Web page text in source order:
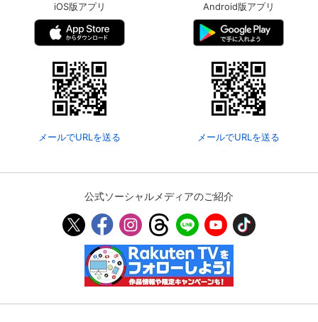
iOS版アプリ
メールでURLを送る
Android版アプリ
メールでURLを送る
公式ソーシャルメディアのご紹介